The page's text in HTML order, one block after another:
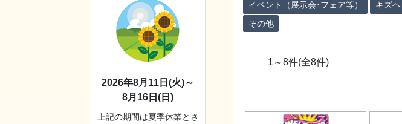
2026年8月11日(火)～
8月16日(日)
上記の期間は夏季休業とさ
イベント（展示会･フェア等）
キズヘ
その他
1～8件(全8件)